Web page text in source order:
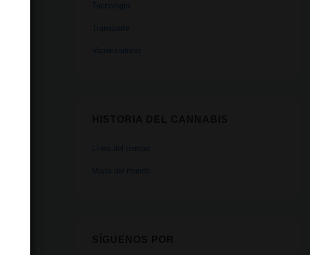
Tecnología
Transporte
Vaporizadores
Linea del tiempo
Mapa del mundo